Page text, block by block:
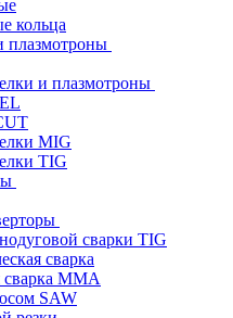
кольца
плазмотроны
и плазмотроны
MIG
TIG
сварки TIG
сварка
сварка MMA
SAW